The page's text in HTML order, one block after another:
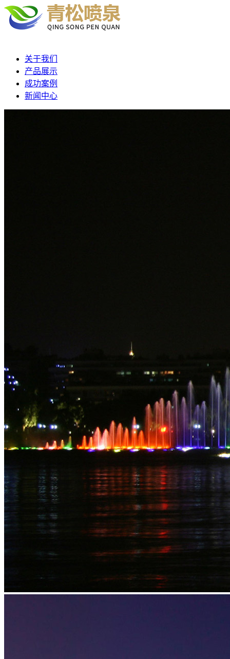
关于我们
产品展示
成功案例
新闻中心